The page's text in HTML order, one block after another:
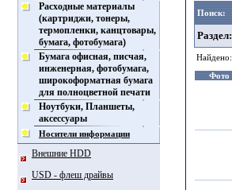
Расходные материалы
(картриджи, тонеры,
термопленки, канцтовары,
бумага, фотобумага)
Бумага офисная, писчая,
инженерная, фотобумага,
широкоформатная бумага
для полноцветной печати
Ноутбуки, Планшеты,
аксессуары
Носители информации
Внешние HDD
USD - флеш драйвы
Поиск:
Раздел:
Найдено:
Фото